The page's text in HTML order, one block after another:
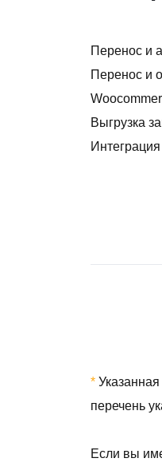
Перенос и
Перенос и
Выгрузка
*
перечень
Если вы